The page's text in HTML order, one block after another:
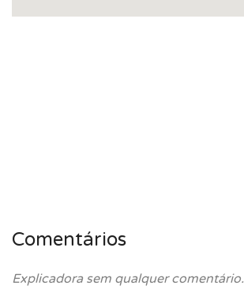
Comentários
Explicadora sem qualquer comentário.